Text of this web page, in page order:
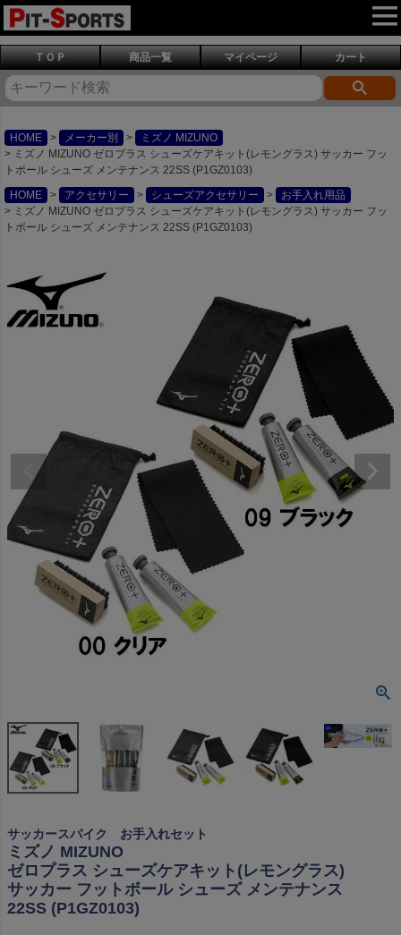
ＴＯＰ 商品一覧 マイページ カート
HOME メーカー別
ミズノ MIZUNO
ミズノ MIZUNO ゼロプラス シューズケアキット(レモングラス) サッカー フッ
トボール シューズ メンテナンス 22SS (P1GZ0103)
HOME
アクセサリー シューズアクセサリー
お手入れ用品
ミズノ MIZUNO ゼロプラス シューズケアキット(レモングラス) サッカー フッ
トボール シューズ メンテナンス 22SS (P1GZ0103)
サッカースパイク お手入れセット
ミズノ MIZUNO
ゼロプラス シューズケアキット(レモングラス)
サッカー フットボール シューズ メンテナンス
22SS (P1GZ0103)